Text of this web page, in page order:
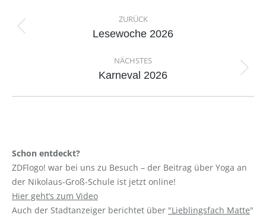
ZURÜCK
Vorheriger
Lesewoche 2026
NÄCHSTES
Nächster
Karneval 2026
Schon entdeckt?
ZDFlogo! war bei uns zu Besuch – der Beitrag über Yoga an
der Nikolaus-Groß-Schule ist jetzt online!
Hier geht’s zum Video
Auch der Stadtanzeiger berichtet über "Lieblingsfach Matte"